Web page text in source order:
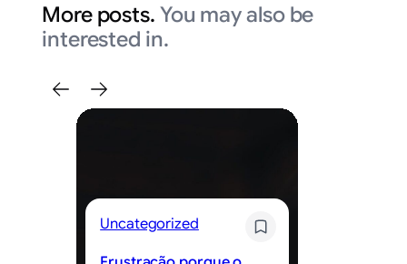
More posts. You may also be
interested in.
Uncategorized